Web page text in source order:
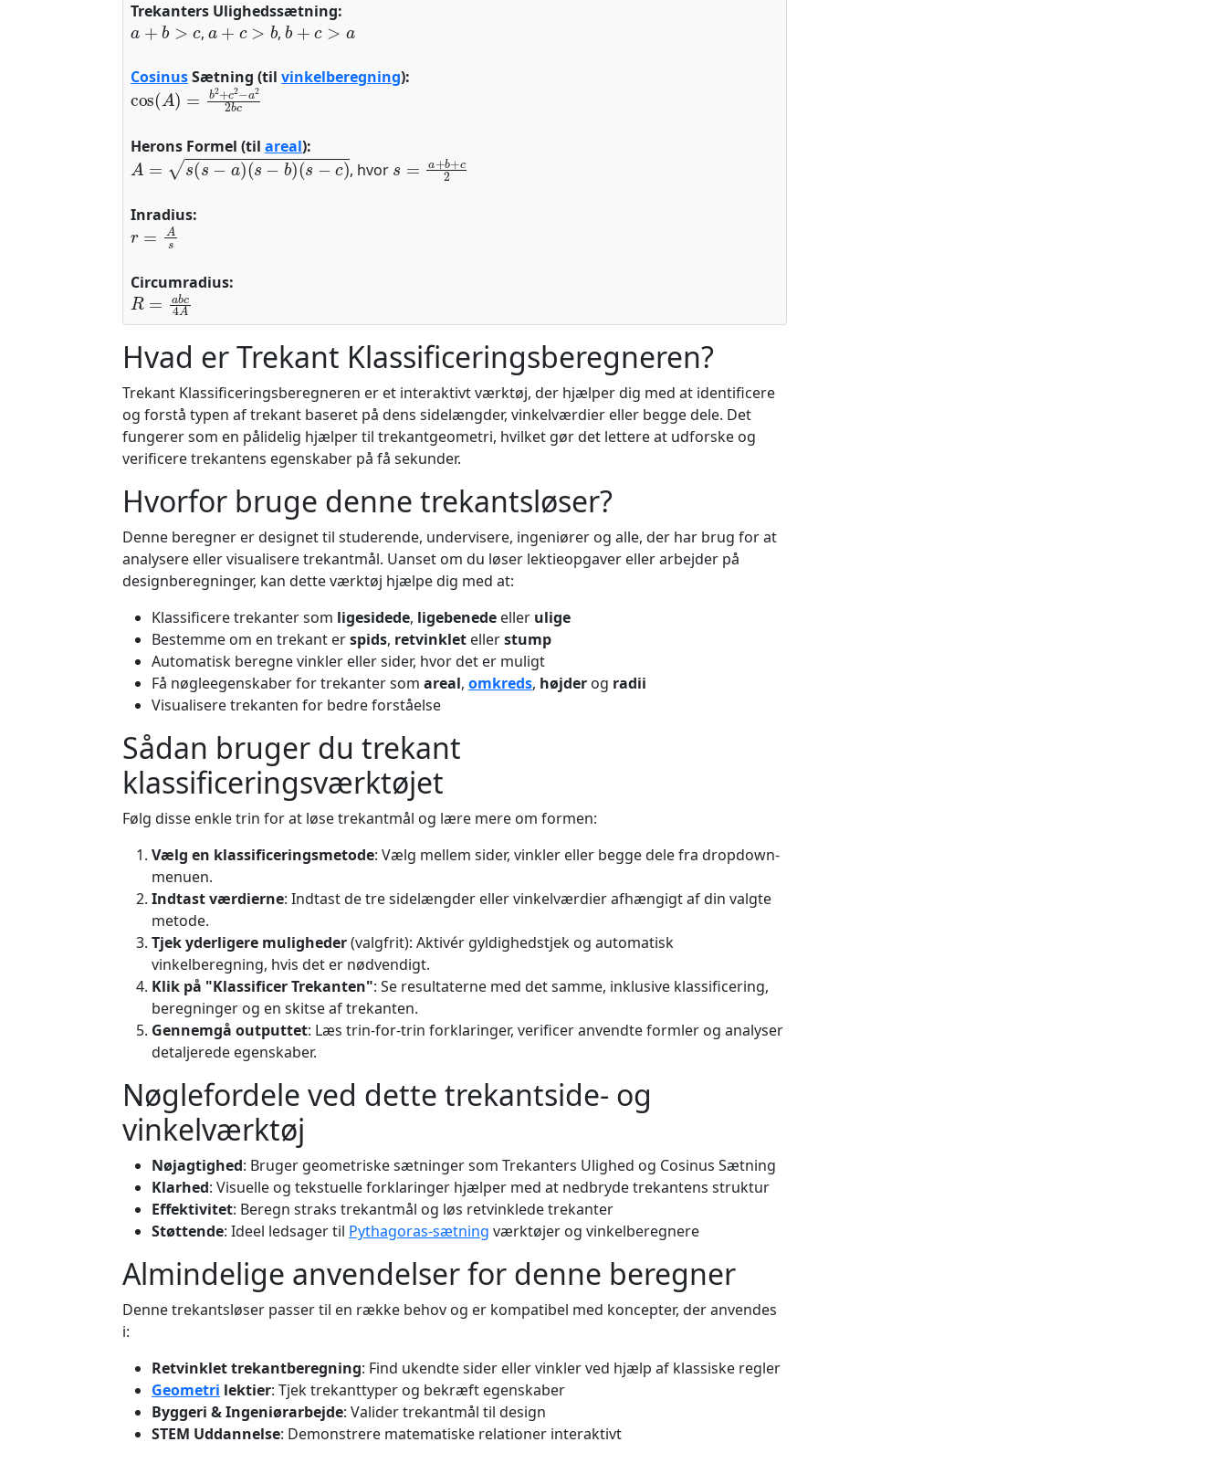
Trekanters Ulighedssætning:
a+b>c
,
a+c>b
,
b+c>a
CosinusSætning (til vinkelberegning):
cos(A)=b2+c2−a22bc
Herons Formel (til areal):
A=s(s−a)(s−b)(s−c)
, hvor
+b+c 2
Inradius:
r=As
Circumradius:
R=abc4A
Hvad er Trekant Klassificeringsberegneren?
Trekant Klassificeringsberegneren er et interaktivt værktøj, der hjælper dig med at identificere
og forstå typen af trekant baseret på dens sidelængder, vinkelværdier eller begge dele. Det
fungerer som en pålidelig hjælper til trekantgeometri, hvilket gør det lettere at udforske og
verificere trekantens egenskaber på få sekunder.
Hvorfor bruge denne trekantsløser?
Denne beregner er designet til studerende, undervisere, ingeniører og alle, der har brug for at
analysere eller visualisere trekantmål. Uanset om du løser lektieopgaver eller arbejder på
designberegninger, kan dette værktøj hjælpe dig med at:
Klassificere trekanter som ligesidede, ligebenede eller ulige
Bestemme om en trekant erspids, retvinklet ellerstump
Automatisk beregne vinkler eller sider, hvor det er muligt
Få nøgleegenskaber for trekanter som areal, omkreds, højder og radii
Visualisere trekanten for bedre forståelse
Sådan bruger du trekant
klassificeringsværktøjet
Følg disse enkle trin for at løse trekantmål og lære mere om formen:
Vælg en klassificeringsmetode: Vælg mellem sider, vinkler eller begge dele fra dropdown-
menuen.
Indtast værdierne: Indtast de tre sidelængder eller vinkelværdier afhængigt af din valgte
metode.
Tjek yderligere muligheder(valgfrit): Aktivér gyldighedstjek og automatisk
vinkelberegning, hvis det er nødvendigt.
Klik på "Klassificer Trekanten": Se resultaterne med det samme, inklusive klassificering,
beregninger og en skitse af trekanten.
Gennemgå outputtet: Læs trin-for-trin forklaringer, verificer anvendte formler og analyser
detaljerede egenskaber.
Nøglefordele ved dette trekantside- og
vinkelværktøj
Nøjagtighed: Bruger geometriske sætninger som Trekanters Ulighed og Cosinus Sætning
Klarhed: Visuelle og tekstuelle forklaringer hjælper med at nedbryde trekantens struktur
Effektivitet: Beregn straks trekantmål og løs retvinklede trekanter
Støttende: Ideel ledsager til Pythagoras-sætning værktøjer og vinkelberegnere
Almindelige anvendelser for denne beregner
Denne trekantsløser passer til en række behov og er kompatibel med koncepter, der anvendes
i:
Retvinklet trekantberegning: Find ukendte sider eller vinkler ved hjælp af klassiske regler
Geometri lektier: Tjek trekanttyper og bekræft egenskaber
Byggeri & Ingeniørarbejde: Valider trekantmål til design
STEM Uddannelse: Demonstrere matematiske relationer interaktivt